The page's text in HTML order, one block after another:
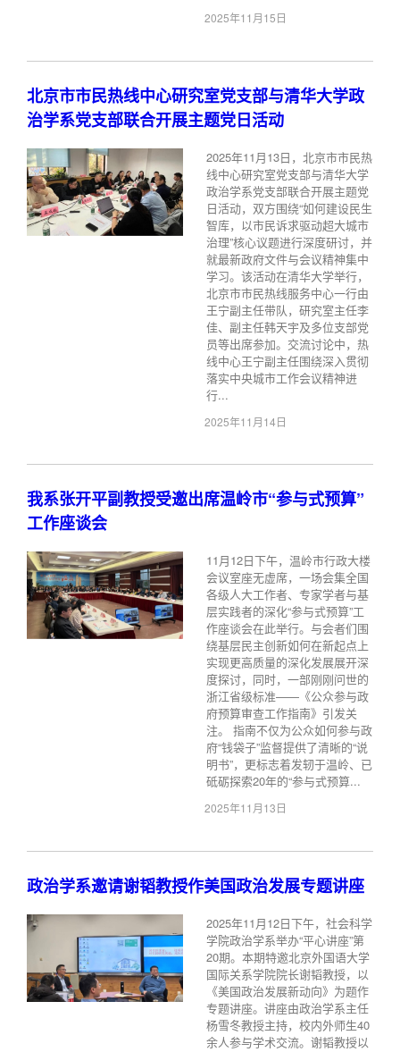
2025年11月15日
北京市市民热线中心研究室党支部与清华大学政
治学系党支部联合开展主题党日活动
2025年11月13日，北京市市民热
线中心研究室党支部与清华大学
政治学系党支部联合开展主题党
日活动，双方围绕“如何建设民生
智库，以市民诉求驱动超大城市
治理”核心议题进行深度研讨，并
就最新政府文件与会议精神集中
学习。该活动在清华大学举行，
北京市市民热线服务中心一行由
王宁副主任带队，研究室主任李
佳、副主任韩天宇及多位支部党
员等出席参加。交流讨论中，热
线中心王宁副主任围绕深入贯彻
落实中央城市工作会议精神进
行...
2025年11月14日
我系张开平副教授受邀出席温岭市“参与式预算”
工作座谈会
11月12日下午，温岭市行政大楼
会议室座无虚席，一场会集全国
各级人大工作者、专家学者与基
层实践者的深化“参与式预算”工
作座谈会在此举行。与会者们围
绕基层民主创新如何在新起点上
实现更高质量的深化发展展开深
度探讨，同时，一部刚刚问世的
浙江省级标准——《公众参与政
府预算审查工作指南》引发关
注。 指南不仅为公众如何参与政
府“钱袋子”监督提供了清晰的“说
明书”，更标志着发轫于温岭、已
砥砺探索20年的“参与式预算...
2025年11月13日
政治学系邀请谢韬教授作美国政治发展专题讲座
2025年11月12日下午，社会科学
学院政治学系举办“平心讲座”第
20期。本期特邀北京外国语大学
国际关系学院院长谢韬教授，以
《美国政治发展新动向》为题作
专题讲座。讲座由政治学系主任
杨雪冬教授主持，校内外师生40
余人参与学术交流。谢韬教授以